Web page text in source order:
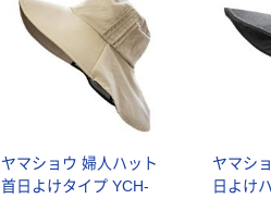
ヤマショウ 婦人ハット
首日よけタイプ YCH-
ヤマシ
日よけ